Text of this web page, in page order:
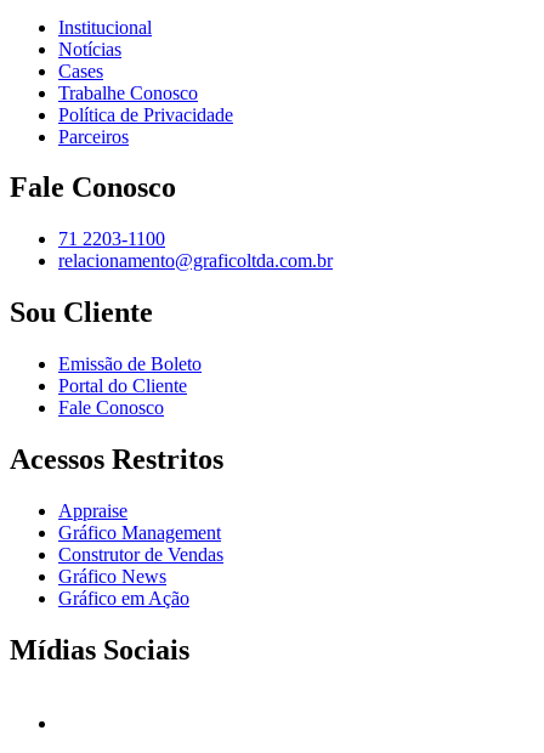
Institucional
Notícias
Cases
Trabalhe Conosco
Política de Privacidade
Parceiros
Fale Conosco
71 2203-1100
relacionamento@graficoltda.com.br
Sou Cliente
Emissão de Boleto
Portal do Cliente
Fale Conosco
Acessos Restritos
Appraise
Gráfico Management
Construtor de Vendas
Gráfico News
Gráfico em Ação
Mídias Sociais